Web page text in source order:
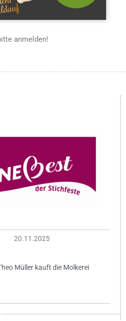
anmelden!
20.11.2025
Müller kauft die Molkerei